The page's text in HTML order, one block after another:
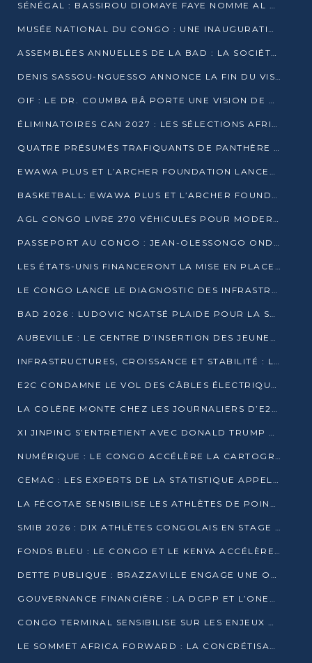
SÉNÉGAL : BASSIROU DIOMAYE FAYE NOMME AL AMINOU LÔ PREMIER MINISTRE
MUSÉE NATIONAL DU CONGO : UNE INAUGURATION PORTEUSE D’ESPOIR POUR LA CULTURE
ASSEMBLÉES ANNUELLES DE LA BAD : LA SOCIÉTÉ CIVILE CONGOLAISE À LA RECHERCHE DE PARTENAIRES POUR SES PROJETS
DENIS SASSOU-NGUESSO ANNONCE LA FIN DU VISA POUR LES AFRICAINS EN 2027
OIF : LE DR. COUMBA BÂ PORTE UNE VISION DE DIALOGUE, DE STABILITÉ ET DE RÉFORME À LA TÊTE
ÉLIMINATOIRES CAN 2027 : LES SÉLECTIONS AFRICAINES CONNAISSENT LEURS ADVERSAIRES
QUATRE PRÉSUMÉS TRAFIQUANTS DE PANTHÈRE ARRÊTÉS À EWO
EWAWA PLUS ET L’ARCHER FOUNDATION LANCENT UN CAMP DE BASKET POUR LES JEUNES À BRAZZAVILLE
BASKETBALL: EWAWA PLUS ET L’ARCHER FOUNDATION LANCENT UN CAMP POUR LES JEUNES
AGL CONGO LIVRE 270 VÉHICULES POUR MODERNISER LE TRANSPORT URBAIN
PASSEPORT AU CONGO : JEAN-OLESSONGO ONDAYE VEUT METTRE FIN AUX LENTEURS ADMINISTRATIVES
LES ÉTATS-UNIS FINANCERONT LA MISE EN PLACE DE JUSQU’À 50 CLINIQUES DE LUTTE CONTRE L’EBOLA
LE CONGO LANCE LE DIAGNOSTIC DES INFRASTRUCTURES SPORTIVES DU COMPLEXE DE KINTÉLÉ
BAD 2026 : LUDOVIC NGATSÉ PLAIDE POUR LA SOUVERAINETÉ FINANCIÈRE AFRICAINE
AUBEVILLE : LE CENTRE D’INSERTION DES JEUNES PRÊT À OUVRIR SES PORTES
INFRASTRUCTURES, CROISSANCE ET STABILITÉ : LA GUINÉE AFFÛTE SES AMBITIONS
E2C CONDAMNE LE VOL DES CÂBLES ÉLECTRIQUES APRÈS UNE VIDÉO VIRALE
LA COLÈRE MONTE CHEZ LES JOURNALIERS D’E2C QUI DÉNONCENT 20 ANS DE PRÉCARITÉ
XI JINPING S’ENTRETIENT AVEC DONALD TRUMP À BEIJING
NUMÉRIQUE : LE CONGO ACCÉLÈRE LA CARTOGRAPHIE DE SES INFRASTRUCTURES DIGITALES
CEMAC : LES EXPERTS DE LA STATISTIQUE APPELLENT À RENFORCER LA SÉCURISATION DES DONNÉES
LA FÉCOTAE SENSIBILISE LES ATHLÈTES DE POINTE-NOIRE À L’HYGIÈNE ALIMENTA
SMIB 2026 : DIX ATHLÈTES CONGOLAIS EN STAGE AU KENYA
FONDS BLEU : LE CONGO ET LE KENYA ACCÉLÈRENT LA MOBILISATION DES FINANCEMENTS
DETTE PUBLIQUE : BRAZZAVILLE ENGAGE UNE OPÉRATION DE RACHAT DE 575 MILLIONS DE DOLLARS
GOUVERNANCE FINANCIÈRE : LA DGPP ET L’ONEC-C VERS UN PARTENARIAT POUR ASSAINIR LES ENTREPRISES PUBLIQUES
CONGO TERMINAL SENSIBILISE SUR LES ENJEUX DE LA SANTÉ MENTALE EN
LE SOMMET AFRICA FORWARD : LA CONCRÉTISATION DE PARTENARIATS ÉQUILIBRÉS ET TOURNÉS VERS L’AVENIR ENTRE LE CONTINENT AFRICAIN ET LA FRANCE